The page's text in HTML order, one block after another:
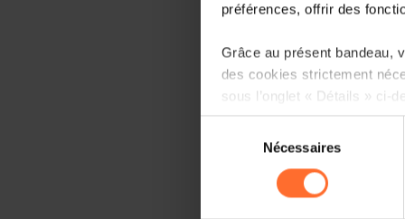
préférences, offrir des
Grâce au présent bandeau,
des cookies strictement
sous l’onglet « Détails » ci-
Il est précisé que la
sociaux, sauvegarde des
cas de refus de tous les
consentement
Nécessaires